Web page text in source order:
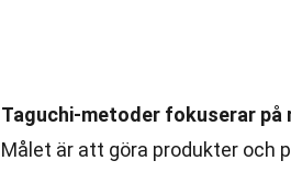
Taguchi-metoder fokuserar på
Målet är att göra produkter och